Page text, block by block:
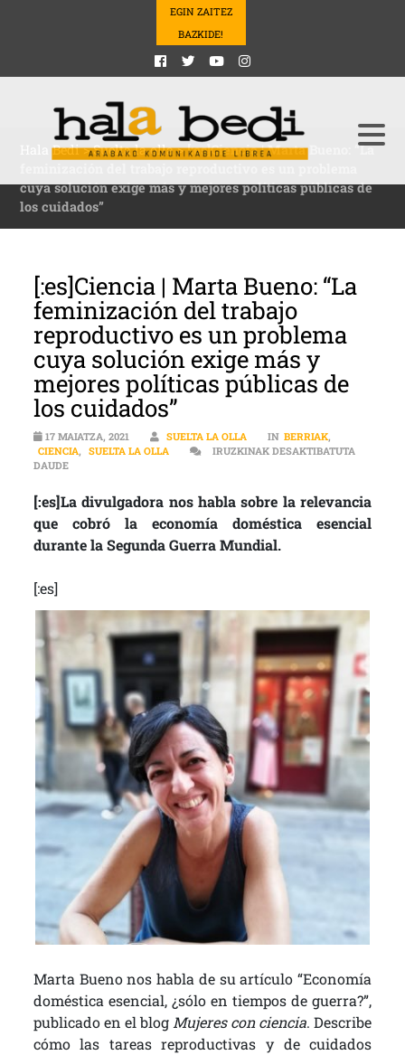
EGIN ZAITEZ
BAZKIDE!
Hala Bedi>Suelta la olla>[:es]Ciencia | Marta Bueno: “La
cuya solución exige más y mejores políticas públicas de
los cuidados”
[:es]Ciencia | Marta Bueno: “La
feminización del trabajo
reproductivo es un problema
cuya solución exige más y
mejores políticas públicas de
los cuidados”
17 MAIATZA, 2021 SUELTA LA OLLA IN BERRIAK,
CIENCIA, SUELTA LA OLLA
IRUZKINAK DESAKTIBATUTA
DAUDE[:ES]CIENCIA | MARTA BUENO: “LA FEMINIZACIÓN DEL TRABAJO
[:es]La divulgadora nos habla sobre la relevancia
que cobró la economía doméstica esencial
durante la Segunda Guerra Mundial.
[:es]
Marta Bueno nos habla de su artículo “Economía
doméstica esencial, ¿sólo en tiempos de guerra?”,
publicado en el blogMujeres con ciencia. Describe
cómo las tareas reproductivas y de cuidados